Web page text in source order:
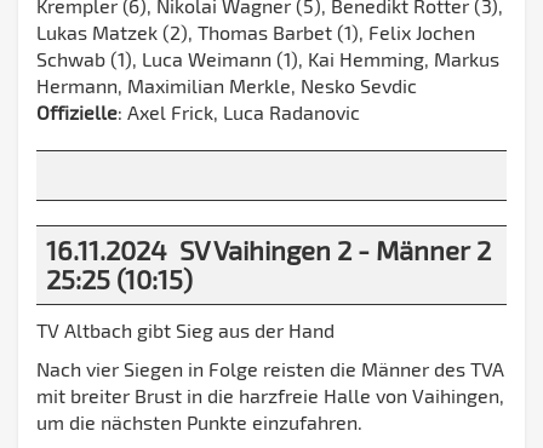
Krempler (6), Nikolai Wagner (5), Benedikt Rotter (3),
Lukas Matzek (2), Thomas Barbet (1), Felix Jochen
Schwab (1), Luca Weimann (1), Kai Hemming, Markus
Hermann, Maximilian Merkle, Nesko Sevdic
Offizielle: Axel Frick, Luca Radanovic
16.11.2024 SV Vaihingen 2 - Männer 2
25:25 (10:15)
TV Altbach gibt Sieg aus der Hand
Nach vier Siegen in Folge reisten die Männer des TVA
mit breiter Brust in die harzfreie Halle von Vaihingen,
um die nächsten Punkte einzufahren.